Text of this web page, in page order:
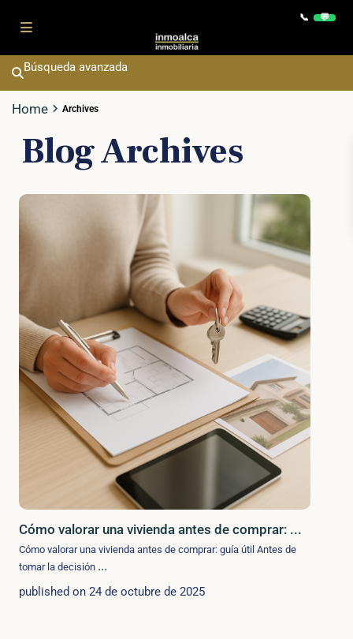
Búsqueda avanzada
Home Archives
Blog Archives
Cómo valorar una vivienda antes de comprar: ...
Cómo valorar una vivienda antes de comprar: guía útil Antes de
tomar la decisión ...
published on 24 de octubre de 2025
📞 💬